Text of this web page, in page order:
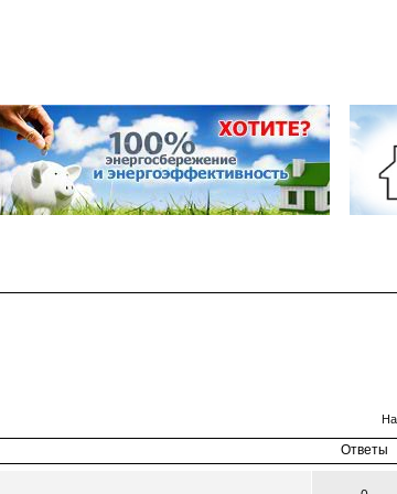
Ответы